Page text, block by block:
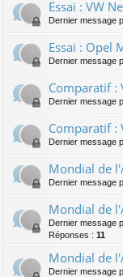
Essai : VW
Dernier message
Essai : Opel
Dernier message
Comparatif :
Dernier message
Comparatif :
Dernier message
Mondial de
Dernier message
Mondial de
Dernier message
Réponses : 11
Mondial de
Dernier message